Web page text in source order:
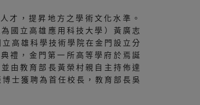
才，提昇地方之學術文化水準。
國立高雄應用科技大學）黃廣志
高雄科學技術學院在金門設立分
禮，金門第一所高等學府於焉誕
教育部長黃榮村親自主持佈達
士獲聘為首任校長，教育部長吳